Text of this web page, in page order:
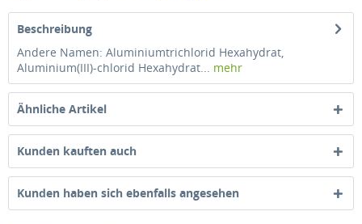
Beschreibung
Andere Namen: Aluminiumtrichlorid Hexahydrat,
Aluminium(III)-chlorid Hexahydrat... mehr
Ähnliche Artikel
Kunden kauften auch
Kunden haben sich ebenfalls angesehen